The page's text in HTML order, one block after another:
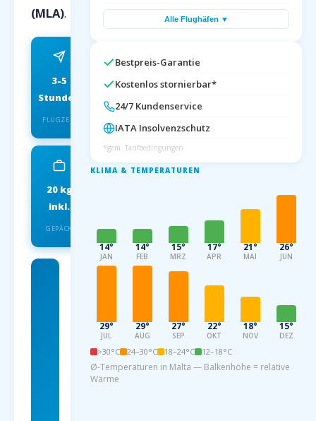
(MLA).
3-5
Stunden
FLUGZEIT
ab 89 EUR
FRÜHBUCHER P.P.
20 kg
inkl.
GEPÄCK
Dortmund
nach Malta
ab 89
Alle Flughäfen ▼
Bestpreis-Garantie
Kostenlos stornierbar*
24/7 Kundenservice
IATA Insolvenzschutz
*gem. Tarifbedingungen
KLIMA & TEMPERATUREN
14°
JAN
14°
FEB
15°
MRZ
17°
APR
21°
MAI
26°
JUN
29°
JUL
29°
AUG
27°
SEP
22°
OKT
18°
NOV
15°
DEZ
>30°C 24–30°C 18–24°C 12–18°C
Ø-Temperaturen in Malta — Balkenhöhe = relative
Wärme